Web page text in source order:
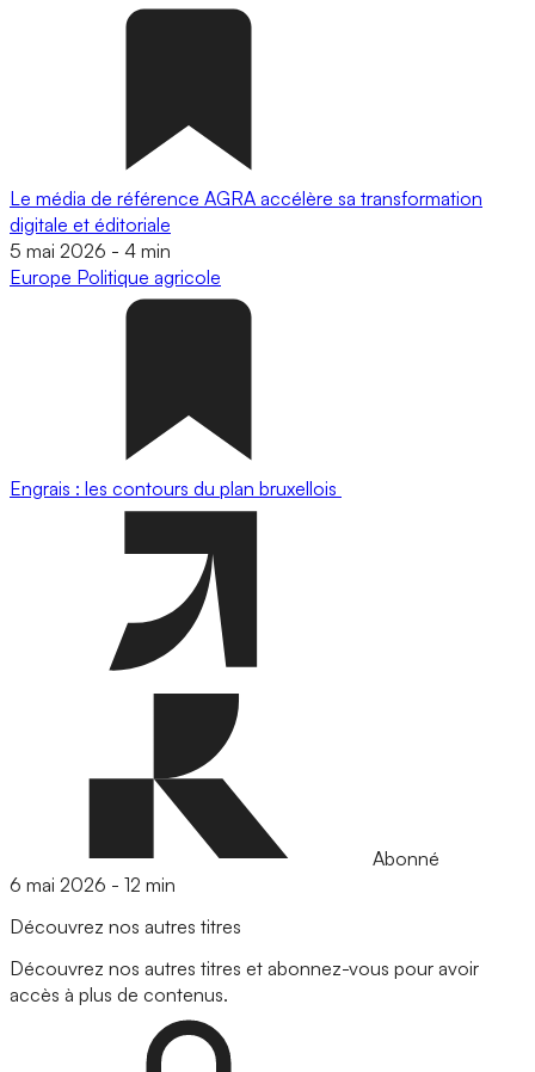
Le média de référence AGRA accélère sa transformation
digitale et éditoriale
5 mai 2026 - 4 min
Europe Politique agricole
Engrais : les contours du plan bruxellois
Abonné
6 mai 2026 - 12 min
Découvrez nos autres titres
Découvrez nos autres titres et abonnez-vous pour avoir
accès à plus de contenus.